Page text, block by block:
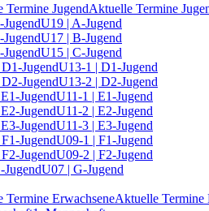
Aktuelle Termine
U19 | A-Jugend
U17 | B-Jugend
U15 | C-Jugend
U13-1 | D1-Jugend
U13-2 | D2-Jugend
U11-1 | E1-Jugend
U11-2 | E2-Jugend
U11-3 | E3-Jugend
U09-1 | F1-Jugend
U09-2 | F2-Jugend
U07 | G-Jugend
Aktuelle Termine